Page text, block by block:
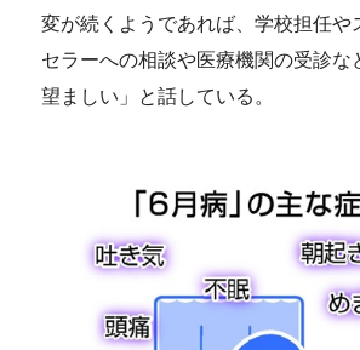
変が続くようであれば、学校担任や
セラーへの相談や医療機関の受診な
望ましい」と話している。